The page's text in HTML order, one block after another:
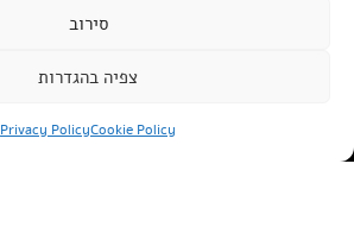
סירוב
צפיה בהגדרות
Cookie Policy
Privacy Policy